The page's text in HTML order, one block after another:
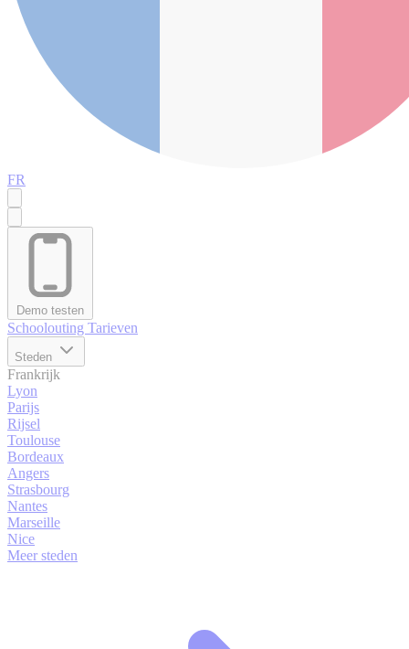
FR
Demo testen
Schoolouting Tarieven
Steden
Frankrijk
Lyon
Parijs
Rijsel
Toulouse
Bordeaux
Angers
Strasbourg
Nantes
Marseille
Nice
Meer steden